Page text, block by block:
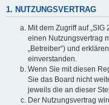
1. NUTZUNGSVERTRAG
Mit dem Zugriff auf
einen Nutzungsvertrag
„Betreiber“) und
einverstanden.
Wenn Sie mit diesen
Sie das Board nicht
jeweils die an dieser
Der Nutzungsvertrag